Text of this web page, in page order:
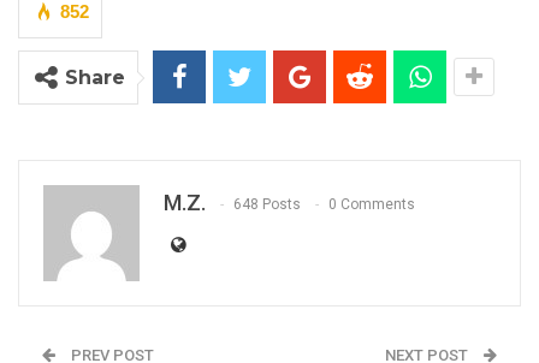
852
Share
M.Z. 648 Posts 0 Comments
PREV POST NEXT POST